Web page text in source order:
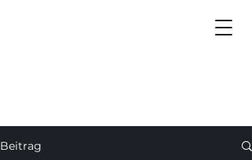
Beitrag